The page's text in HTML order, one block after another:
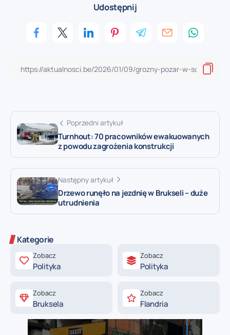
Udostępnij
Poprzedni artykuł
Turnhout: 70 pracowników ewakuowanych
z powodu zagrożenia konstrukcji
Następny artykuł
Drzewo runęło na jezdnię w Brukseli – duże
utrudnienia
Kategorie
Zobacz
Polityka
Zobacz
Polityka
Zobacz
Bruksela
Zobacz
Flandria